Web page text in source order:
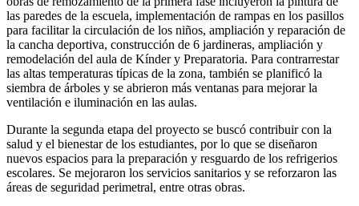
las paredes de la escuela, implementación de rampas en los pasillos
para facilitar la circulación de los niños, ampliación y reparación de
la cancha deportiva, construcción de 6 jardineras, ampliación y
remodelación del aula de Kínder y Preparatoria. Para contrarrestar
las altas temperaturas típicas de la zona, también se planificó la
siembra de árboles y se abrieron más ventanas para mejorar la
ventilación e iluminación en las aulas.
Durante la segunda etapa del proyecto se buscó contribuir con la
salud y el bienestar de los estudiantes, por lo que se diseñaron
nuevos espacios para la preparación y resguardo de los refrigerios
escolares. Se mejoraron los servicios sanitarios y se reforzaron las
áreas de seguridad perimetral, entre otras obras.